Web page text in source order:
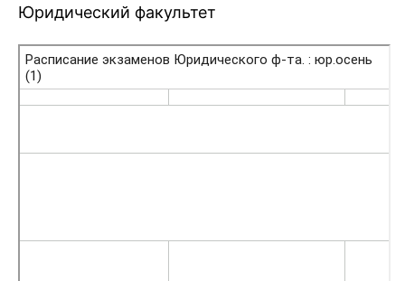
Юридический факультет